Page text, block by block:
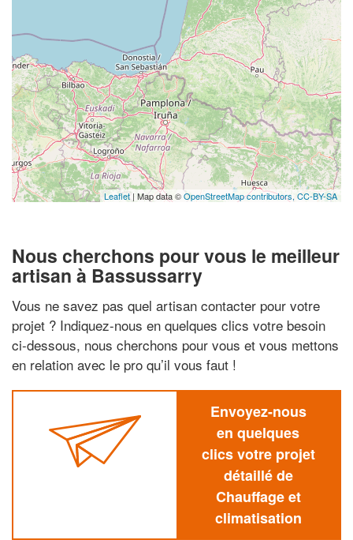
Leaflet| Map data ©OpenStreetMap contributors, CC-BY-SA
Nous cherchons pour vous le meilleur
artisan à Bassussarry
Vous ne savez pas quel artisan contacter pour votre
projet ? Indiquez-nous en quelques clics votre besoin
ci-dessous, nous cherchons pour vous et vous mettons
en relation avec le pro qu’il vous faut !
Envoyez-nous
en quelques
clics votre projet
détaillé de
Chauffage et
climatisation